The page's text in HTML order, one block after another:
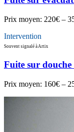
Prix moyen: 220€ –
Intervention
Souvent signalé à Artix
Fuite sur
Prix moyen: 160€ –